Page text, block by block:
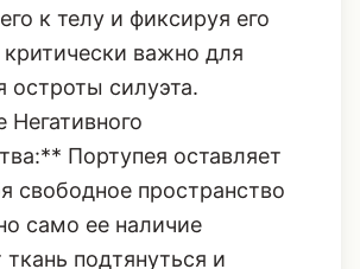
Портупея оставляет
свободное пространство
само ее наличие
подтянуться и
четкую форму,
области талии, если ремни
ниже груди.
Фактур:** Если блейзер